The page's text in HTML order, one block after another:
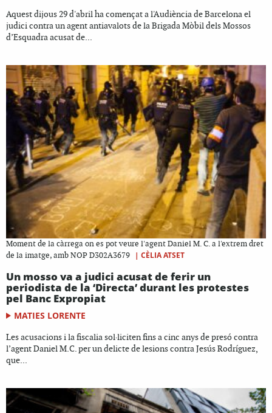
Aquest dijous 29 d'abril ha començat a l'Audiència de Barcelona el
judici contra un agent antiavalots de la Brigada Mòbil dels Mossos
d’Esquadra acusat de...
Moment de la càrrega on es pot veure l'agent Daniel M. C. a l'extrem dret
de la imatge, amb NOP D302A3679
| CÈLIA ATSET
Un mosso va a judici acusat de ferir un
periodista de la ‘Directa’ durant les protestes
pel Banc Expropiat
MATIES LORENTE
Les acusacions i la fiscalia sol·liciten fins a cinc anys de presó contra
l’agent Daniel M.C. per un delicte de lesions contra Jesús Rodríguez,
que...